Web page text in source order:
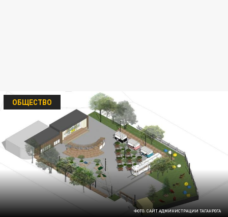
ФОТО: САЙТ АДМИНИСТРАЦИИ ТАГАНРОГА
ОБЩЕСТВО